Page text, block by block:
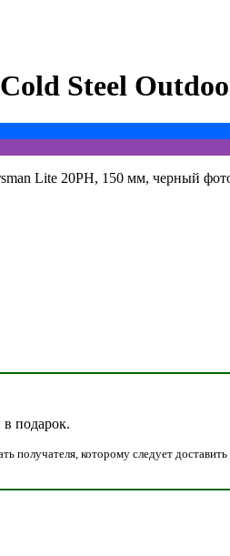
Steel
в подарок.
получателя, которому следует доставить